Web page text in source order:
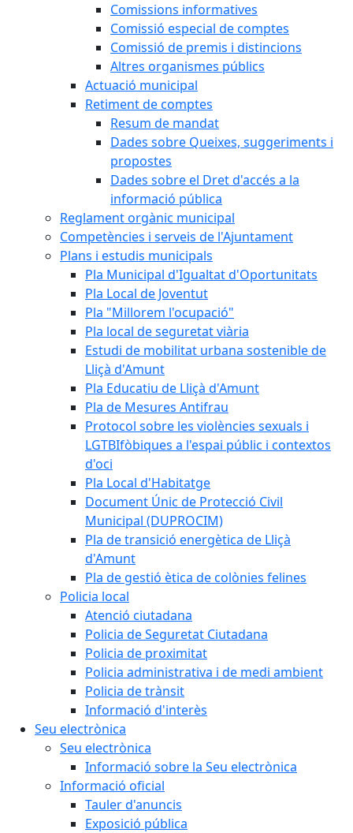
Comissions informatives
Comissió especial de comptes
Comissió de premis i distincions
Altres organismes públics
Actuació municipal
Retiment de comptes
Resum de mandat
Dades sobre Queixes, suggeriments i
propostes
Dades sobre el Dret d'accés a la
informació pública
Reglament orgànic municipal
Competències i serveis de l'Ajuntament
Plans i estudis municipals
Pla Municipal d'Igualtat d'Oportunitats
Pla Local de Joventut
Pla "Millorem l'ocupació"
Pla local de seguretat viària
Estudi de mobilitat urbana sostenible de
Lliçà d'Amunt
Pla Educatiu de Lliçà d'Amunt
Pla de Mesures Antifrau
Protocol sobre les violències sexuals i
LGTBIfòbiques a l'espai públic i contextos
d'oci
Pla Local d'Habitatge
Document Únic de Protecció Civil
Municipal (DUPROCIM)
Pla de transició energètica de Lliçà
d'Amunt
Pla de gestió ètica de colònies felines
Policia local
Atenció ciutadana
Policia de Seguretat Ciutadana
Policia de proximitat
Policia administrativa i de medi ambient
Policia de trànsit
Informació d'interès
Seu electrònica
Seu electrònica
Informació sobre la Seu electrònica
Informació oficial
Tauler d'anuncis
Exposició pública